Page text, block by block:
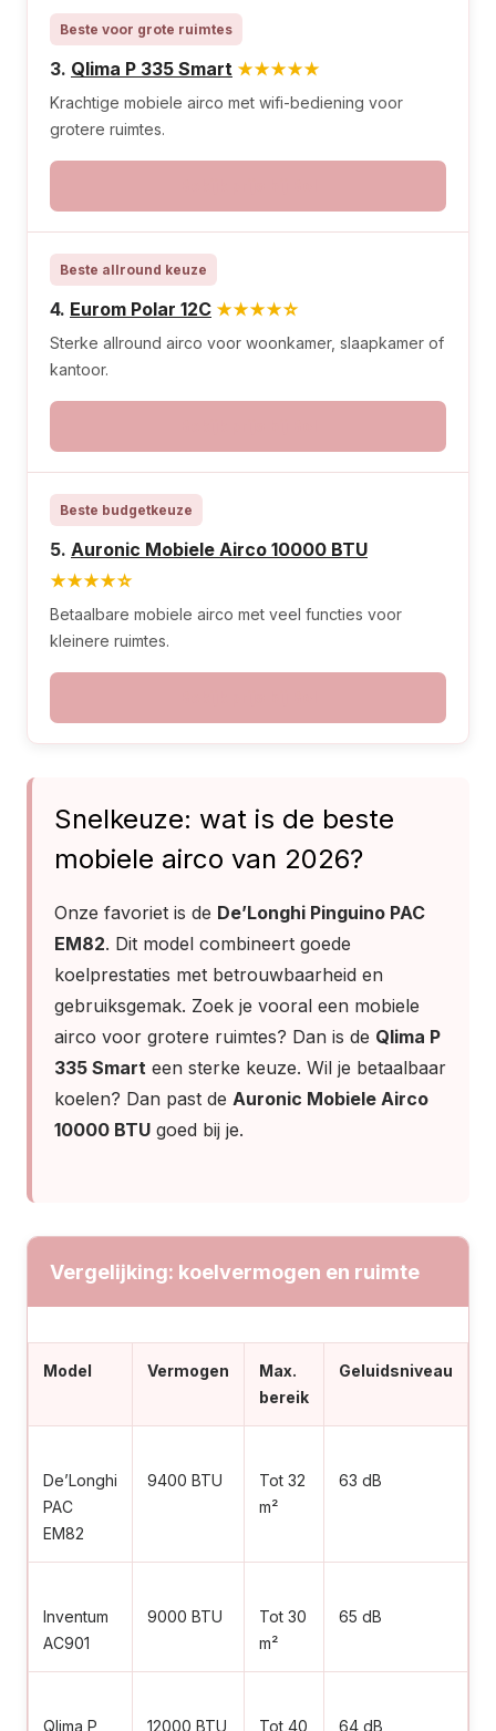
Beste voor grote ruimtes
3. Qlima P 335 Smart ★★★★★
Krachtige mobiele airco met wifi-bediening voor
grotere ruimtes.
Beste allround keuze
4. Eurom Polar 12C ★★★★☆
Sterke allround airco voor woonkamer, slaapkamer of
kantoor.
Beste budgetkeuze
5. Auronic Mobiele Airco 10000 BTU
★★★★☆
Betaalbare mobiele airco met veel functies voor
kleinere ruimtes.
Snelkeuze: wat is de beste
mobiele airco van 2026?
Onze favoriet is de De’Longhi Pinguino PAC
EM82. Dit model combineert goede
koelprestaties met betrouwbaarheid en
gebruiksgemak. Zoek je vooral een mobiele
airco voor grotere ruimtes? Dan is de Qlima P
335 Smart een sterke keuze. Wil je betaalbaar
koelen? Dan past de Auronic Mobiele Airco
10000 BTU goed bij je.
Vergelijking: koelvermogen en ruimte
Model Vermogen
Max.
bereik
Geluidsniveau
De’Longhi
PAC
EM82
9400 BTU
Tot 32
m²
63 dB
Inventum
AC901
9000 BTU
Tot 30
m²
65 dB
Qlima P 12000 BTU Tot 40 64 dB